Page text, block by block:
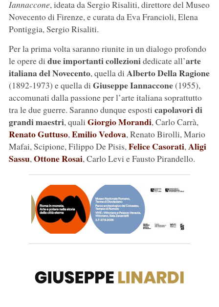
Iannaccone, ideata da Sergio Risaliti, direttore del Museo
Novecento di Firenze, e curata da Eva Francioli, Elena
Pontiggia, Sergio Risaliti.
Per la prima volta saranno riunite in un dialogo profondo
le opere di due importanti collezionidedicate all’arte
italiana del Novecento, quella di Alberto Della Ragione
(1892-1973) e quella di Giuseppe Iannaccone(1955),
accomunati dalla passione per l’arte italiana soprattutto
tra le due guerre. Saranno dunque esposti capolavori di
grandi maestri, quali Giorgio Morandi, Carlo Carrà,
Renato Guttuso,Emilio Vedova, Renato Birolli, Mario
Mafai, Scipione, Filippo De Pisis,Felice Casorati,Aligi
Sassu,Ottone Rosai, Carlo Levi e Fausto Pirandello.